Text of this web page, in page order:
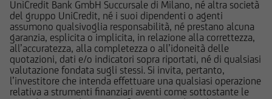
UniCredit Bank GmbH Succursale di Milano, né altra società
del gruppo UniCredit, né i suoi dipendenti o agenti
assumono qualsivoglia responsabilità, né prestano alcuna
garanzia, esplicita o implicita, in relazione alla correttezza,
all’accuratezza, alla completezza o all’idoneità delle
quotazioni, dati e/o indicatori sopra riportati, né di qualsiasi
valutazione fondata sugli stessi. Si invita, pertanto,
l’investitore che intenda effettuare una qualsiasi operazione
relativa a strumenti finanziari aventi come sottostante le
o vendere strumenti finanziari di qualunque
delle società menzionate nel Sito o delle società
ad esse collegate; potrebbero assumere
posizioni "lunghe" o "corte" in tali strumenti
finanziari o essere market-maker rispetto ad essi;
potrebbero altresì aver fornito/fornire a tali
società servizi bancari e finanziari, di